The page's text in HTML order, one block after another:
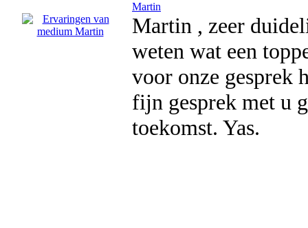
Martin
Martin , zeer
weten wat een
voor onze gesprek
fijn gesprek met u
toekomst. Yas.